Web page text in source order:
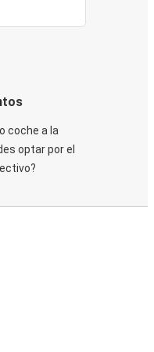
coche a la
optar por el